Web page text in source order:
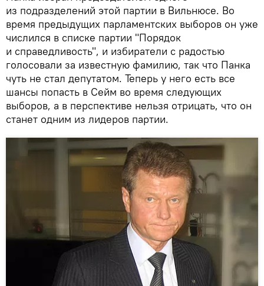
из подразделений этой партии в Вильнюсе. Во
время предыдущих парламентских выборов он уже
числился в списке партии "Порядок
и справедливость", и избиратели с радостью
голосовали за известную фамилию, так что Панка
чуть не стал депутатом. Теперь у него есть все
шансы попасть в Сейм во время следующих
выборов, а в перспективе нельзя отрицать, что он
станет одним из лидеров партии.